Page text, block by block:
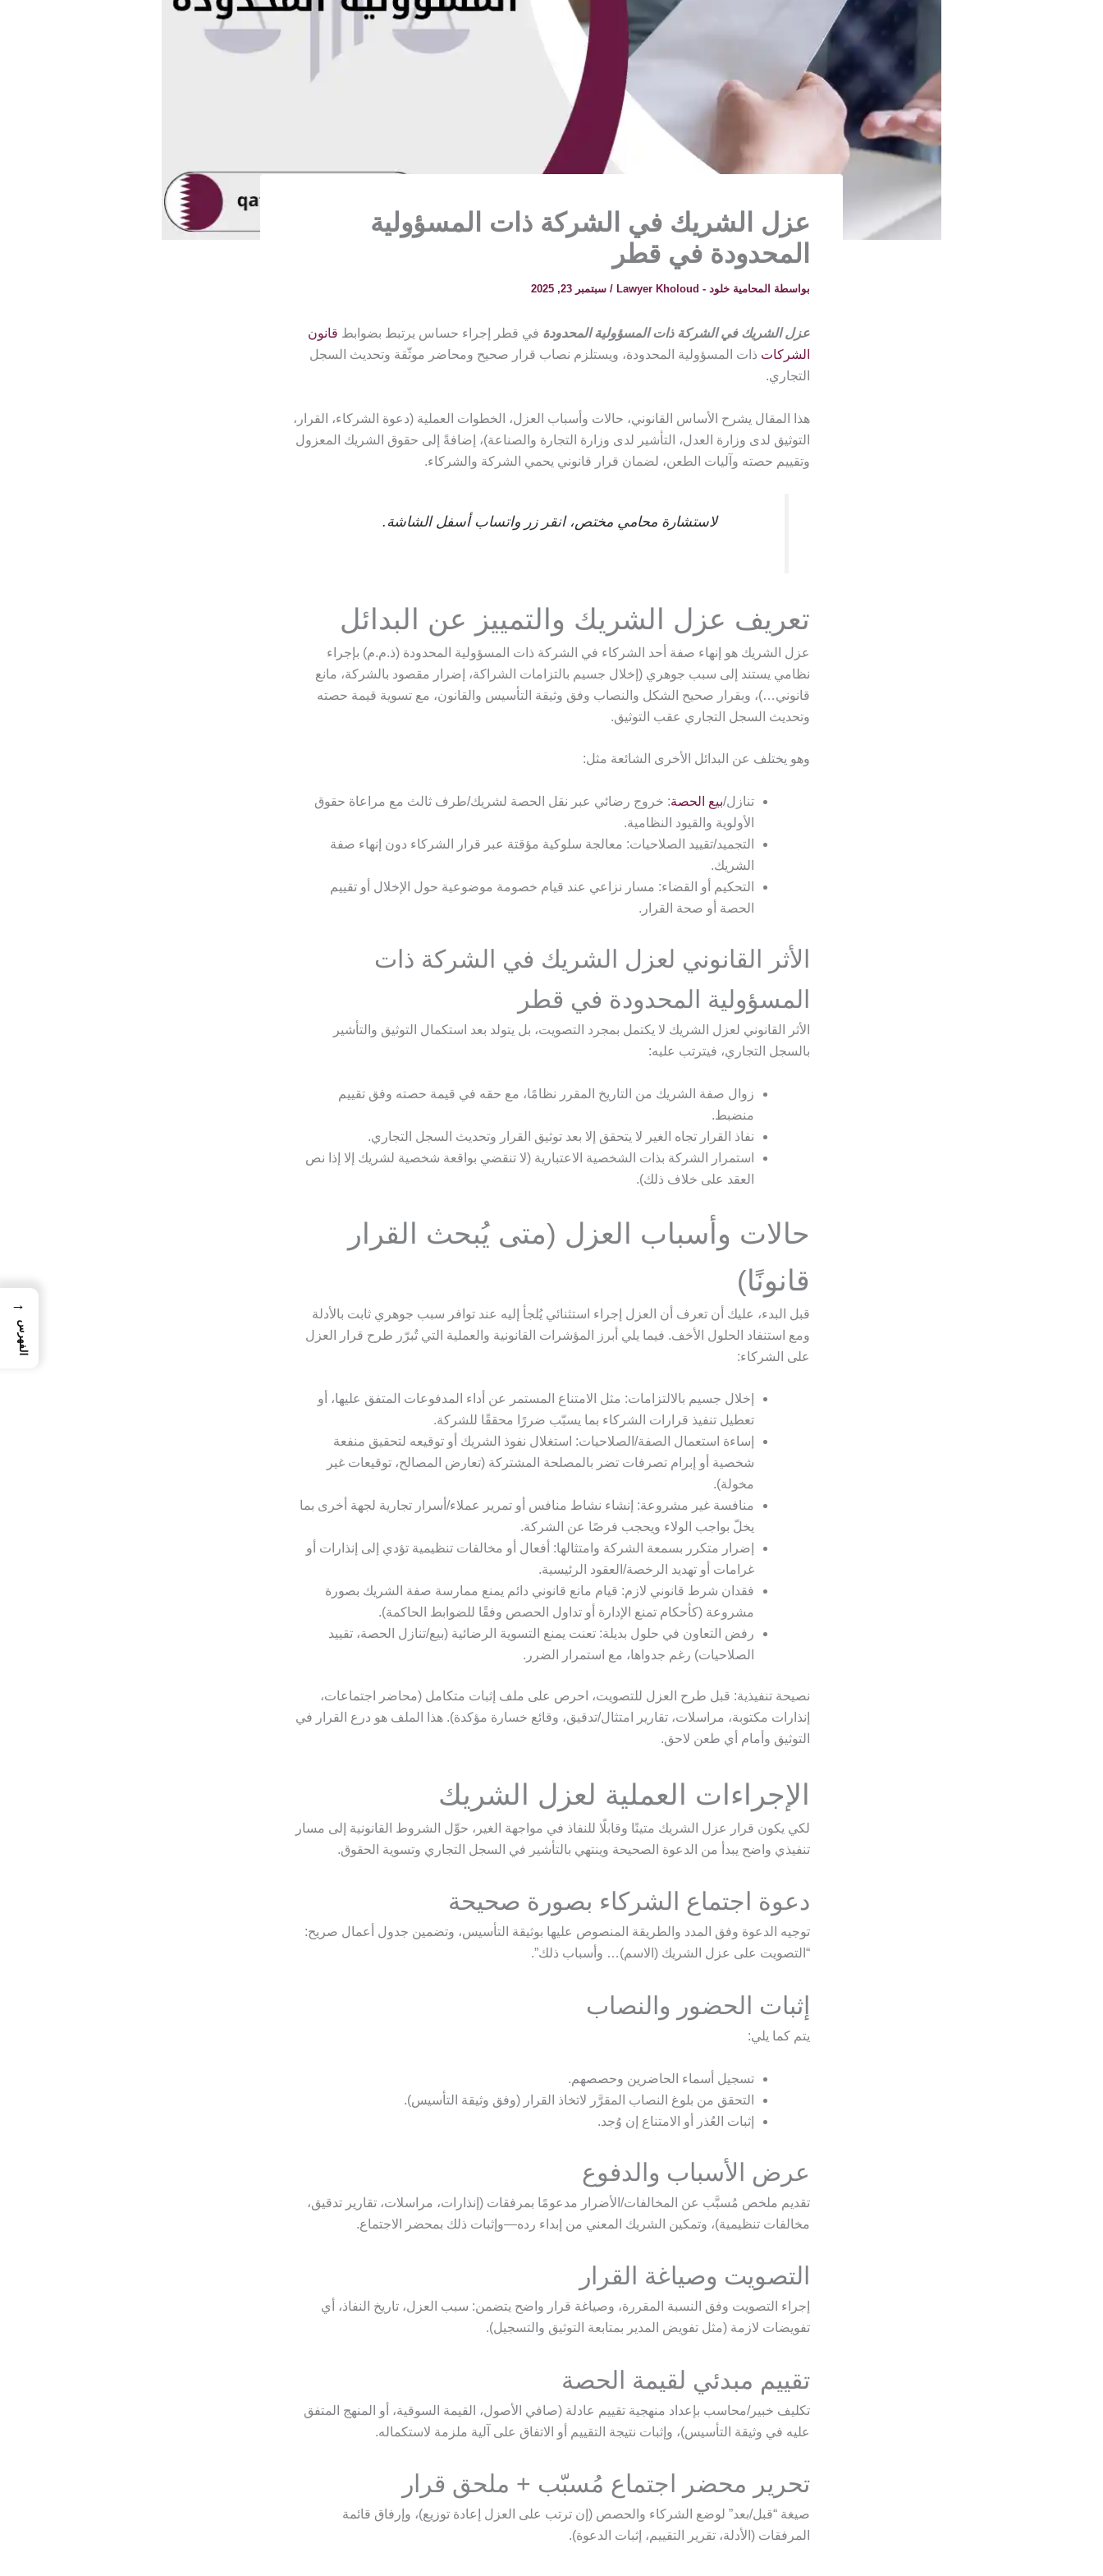
عزل الشريك في الشركة ذات المسؤولية
المحدودة في قطر
بواسطة المحامية خلود - Lawyer Kholoud / سبتمبر 23, 2025
عزل الشريك في الشركة ذات المسؤولية المحدودة في قطر إجراء حساس يرتبط بضوابط قانون
الشركات ذات المسؤولية المحدودة، ويستلزم نصاب قرار صحيح ومحاضر موثّقة وتحديث السجل
التجاري.
هذا المقال يشرح الأساس القانوني، حالات وأسباب العزل، الخطوات العملية (دعوة الشركاء، القرار،
التوثيق لدى وزارة العدل، التأشير لدى وزارة التجارة والصناعة)، إضافةً إلى حقوق الشريك المعزول
وتقييم حصته وآليات الطعن، لضمان قرار قانوني يحمي الشركة والشركاء.
لاستشارة محامي مختص، انقر زر واتساب أسفل الشاشة.
تعريف عزل الشريك والتمييز عن البدائل
عزل الشريك هو إنهاء صفة أحد الشركاء في الشركة ذات المسؤولية المحدودة (ذ.م.م) بإجراء
نظامي يستند إلى سبب جوهري (إخلال جسيم بالتزامات الشراكة، إضرار مقصود بالشركة، مانع
قانوني…)، وبقرار صحيح الشكل والنصاب وفق وثيقة التأسيس والقانون، مع تسوية قيمة حصته
وتحديث السجل التجاري عقب التوثيق.
وهو يختلف عن البدائل الأخرى الشائعة مثل:
تنازل/بيع الحصة: خروج رضائي عبر نقل الحصة لشريك/طرف ثالث مع مراعاة حقوق
الأولوية والقيود النظامية.
التجميد/تقييد الصلاحيات: معالجة سلوكية مؤقتة عبر قرار الشركاء دون إنهاء صفة
الشريك.
التحكيم أو القضاء: مسار نزاعي عند قيام خصومة موضوعية حول الإخلال أو تقييم
الحصة أو صحة القرار.
الأثر القانوني لعزل الشريك في الشركة ذات
المسؤولية المحدودة في قطر
الأثر القانوني لعزل الشريك لا يكتمل بمجرد التصويت، بل يتولد بعد استكمال التوثيق والتأشير
بالسجل التجاري، فيترتب عليه:
زوال صفة الشريك من التاريخ المقرر نظامًا، مع حقه في قيمة حصته وفق تقييم
منضبط.
نفاذ القرار تجاه الغير لا يتحقق إلا بعد توثيق القرار وتحديث السجل التجاري.
استمرار الشركة بذات الشخصية الاعتبارية (لا تنقضي بواقعة شخصية لشريك إلا إذا نص
العقد على خلاف ذلك).
حالات وأسباب العزل (متى يُبحث القرار
قانونًا)
قبل البدء، عليك أن تعرف أن العزل إجراء استثنائي يُلجأ إليه عند توافر سبب جوهري ثابت بالأدلة
ومع استنفاد الحلول الأخف. فيما يلي أبرز المؤشرات القانونية والعملية التي تُبرّر طرح قرار العزل
على الشركاء:
إخلال جسيم بالالتزامات: مثل الامتناع المستمر عن أداء المدفوعات المتفق عليها، أو
تعطيل تنفيذ قرارات الشركاء بما يسبّب ضررًا محققًا للشركة.
إساءة استعمال الصفة/الصلاحيات: استغلال نفوذ الشريك أو توقيعه لتحقيق منفعة
شخصية أو إبرام تصرفات تضر بالمصلحة المشتركة (تعارض المصالح، توقيعات غير
مخولة).
منافسة غير مشروعة: إنشاء نشاط منافس أو تمرير عملاء/أسرار تجارية لجهة أخرى بما
يخلّ بواجب الولاء ويحجب فرصًا عن الشركة.
إضرار متكرر بسمعة الشركة وامتثالها: أفعال أو مخالفات تنظيمية تؤدي إلى إنذارات أو
غرامات أو تهديد الرخصة/العقود الرئيسية.
فقدان شرط قانوني لازم: قيام مانع قانوني دائم يمنع ممارسة صفة الشريك بصورة
مشروعة (كأحكام تمنع الإدارة أو تداول الحصص وفقًا للضوابط الحاكمة).
رفض التعاون في حلول بديلة: تعنت يمنع التسوية الرضائية (بيع/تنازل الحصة، تقييد
الصلاحيات) رغم جدواها، مع استمرار الضرر.
نصيحة تنفيذية: قبل طرح العزل للتصويت، احرص على ملف إثبات متكامل (محاضر اجتماعات،
إنذارات مكتوبة، مراسلات، تقارير امتثال/تدقيق، وقائع خسارة مؤكدة). هذا الملف هو درع القرار في
التوثيق وأمام أي طعن لاحق.
الإجراءات العملية لعزل الشريك
لكي يكون قرار عزل الشريك متينًا وقابلًا للنفاذ في مواجهة الغير، حوِّل الشروط القانونية إلى مسار
تنفيذي واضح يبدأ من الدعوة الصحيحة وينتهي بالتأشير في السجل التجاري وتسوية الحقوق.
دعوة اجتماع الشركاء بصورة صحيحة
توجيه الدعوة وفق المدد والطريقة المنصوص عليها بوثيقة التأسيس، وتضمين جدول أعمال صريح:
“التصويت على عزل الشريك (الاسم)… وأسباب ذلك”.
إثبات الحضور والنصاب
يتم كما يلي:
تسجيل أسماء الحاضرين وحصصهم.
التحقق من بلوغ النصاب المقرَّر لاتخاذ القرار (وفق وثيقة التأسيس).
إثبات العُذر أو الامتناع إن وُجد.
عرض الأسباب والدفوع
تقديم ملخص مُسبَّب عن المخالفات/الأضرار مدعومًا بمرفقات (إنذارات، مراسلات، تقارير تدقيق،
مخالفات تنظيمية)، وتمكين الشريك المعني من إبداء رده—وإثبات ذلك بمحضر الاجتماع.
التصويت وصياغة القرار
إجراء التصويت وفق النسبة المقررة، وصياغة قرار واضح يتضمن: سبب العزل، تاريخ النفاذ، أي
تفويضات لازمة (مثل تفويض المدير بمتابعة التوثيق والتسجيل).
تقييم مبدئي لقيمة الحصة
تكليف خبير/محاسب بإعداد منهجية تقييم عادلة (صافي الأصول، القيمة السوقية، أو المنهج المتفق
عليه في وثيقة التأسيس)، وإثبات نتيجة التقييم أو الاتفاق على آلية ملزمة لاستكماله.
تحرير محضر اجتماع مُسبّب + ملحق قرار
صيغة “قبل/بعد” لوضع الشركاء والحصص (إن ترتب على العزل إعادة توزيع)، وإرفاق قائمة
المرفقات (الأدلة، تقرير التقييم، إثبات الدعوة).
→
الفهرس